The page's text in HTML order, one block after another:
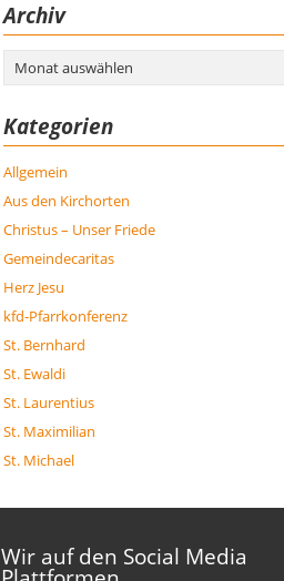
Archiv
Archiv
Kategorien
Allgemein
Aus den Kirchorten
Christus – Unser Friede
Gemeindecaritas
Herz Jesu
kfd-Pfarrkonferenz
St. Bernhard
St. Ewaldi
St. Laurentius
St. Maximilian
St. Michael
Wir auf den Social Media